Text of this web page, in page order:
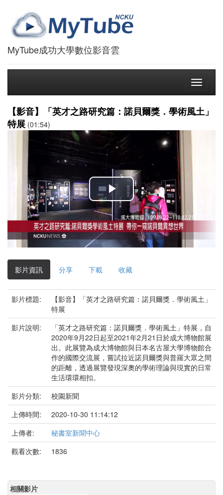
MyTube成功大學數位影音雲
Toggle
【影音】「英才之路研究篇：諾貝爾獎．學術風土」
特展 (01:54)
播
放
影
片
影片資訊 分享 下載 收藏
影片標題:
【影音】「英才之路研究篇：諾貝爾獎．學術風土」
特展
影片說明:
「英才之路研究篇：諾貝爾獎．學術風土」特展，自
2020年9月22日起至2021年2月21日於成大博物館展
出。此展覽為成大博物館與日本名古屋大學博物館合
作的國際交流展，嘗試拉近諾貝爾獎與普羅大眾之間
的距離，透過展覽發現深奧的學術理論與現實的日常
生活環環相扣。
影片分類:
校園新聞
上傳時間:
2020-10-30 11:14:12
上傳者:
秘書室新聞中心
觀看次數:
1836
相關影片